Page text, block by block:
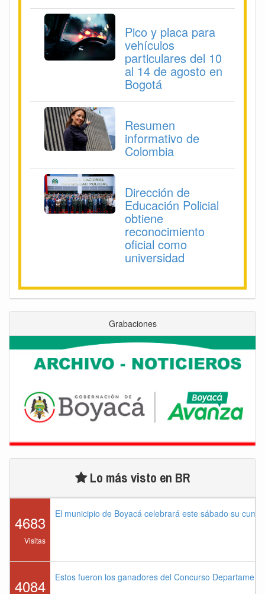
Pico y placa para
vehículos
particulares del 10
al 14 de agosto en
Bogotá
Resumen
informativo de
Colombia
Dirección de
Educación Policial
obtiene
reconocimiento
oficial como
universidad
Grabaciones
Lo más visto en BR
4683
Visitas
El municipio de Boyacá celebrará este sábado su
4084 Estos fueron los ganadores del Concurso